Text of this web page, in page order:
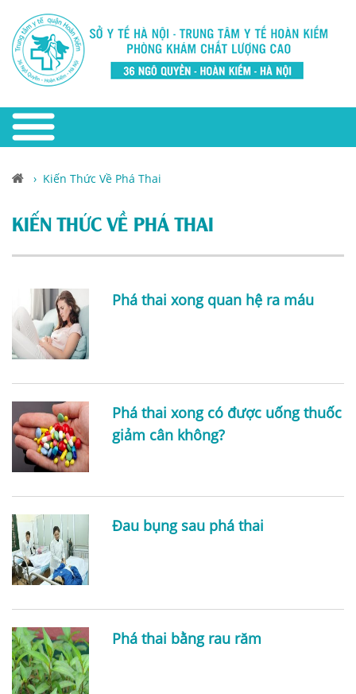
› Kiến Thức Về Phá Thai
KIẾN THỨC VỀ PHÁ THAI
Phá thai xong quan hệ ra máu
Phá thai xong có được uống thuốc
giảm cân không?
Đau bụng sau phá thai
Phá thai bằng rau răm